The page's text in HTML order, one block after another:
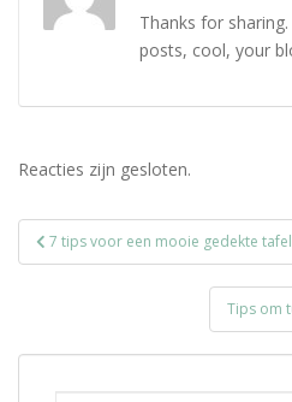
Thanks for
posts, cool, your
Reacties zijn gesloten.
Bericht
navigatie
7 tips voor een mooie gedekte tafel
Tips om